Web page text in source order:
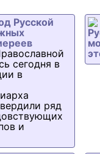
Русской
сегодня в
в
ряд
и